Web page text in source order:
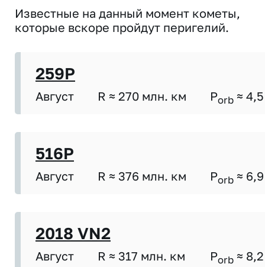
Известные на данный момент кометы,
которые вскоре пройдут перигелий.
259P
Август R ≈ 270 млн. км Porb ≈ 4,5
516P
Август R ≈ 376 млн. км Porb ≈ 6,9
2018 VN2
Август R ≈ 317 млн. км Porb ≈ 8,2